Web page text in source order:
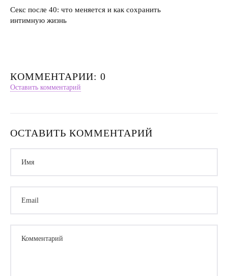
Секс после 40: что меняется и как сохранить
интимную жизнь
КОММЕНТАРИИ: 0
Оставить комментарий
ОСТАВИТЬ КОММЕНТАРИЙ
Имя
Email
Комментарий